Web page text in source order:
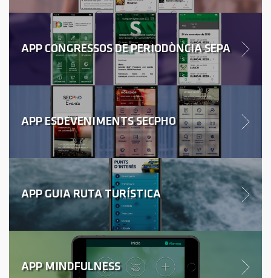
APP CONGRESSOS DE PERIODÒNCIA SEPA
APP ESDEVENIMENTS SECPHO
APP GUIA RUTA TURÍSTICA
APP MINDFULNESS